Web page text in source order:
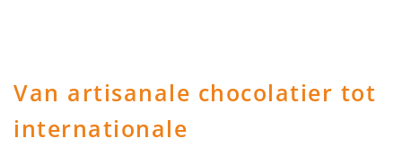
Van artisanale chocolatier tot
internationale